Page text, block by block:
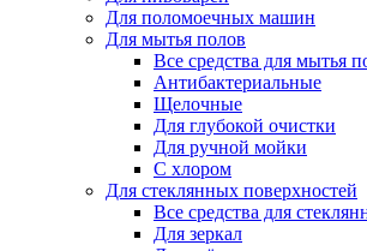
Для поломоечных машин
Для мытья полов
Все средства для мытья
Антибактериальные
Щелочные
Для глубокой очистки
Для ручной мойки
С хлором
Для стеклянных поверхностей
Все средства для
Для зеркал